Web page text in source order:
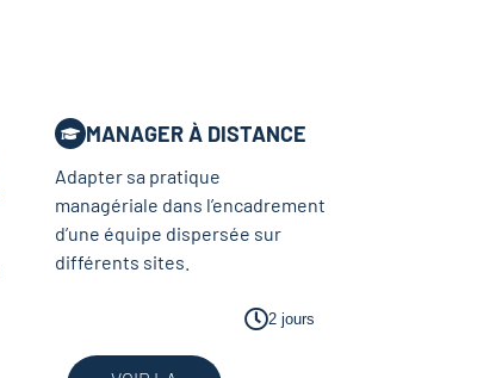
MANAGER À DISTANCE
Adapter sa pratique
managériale dans l’encadrement
d’une équipe dispersée sur
différents sites.
2 jours